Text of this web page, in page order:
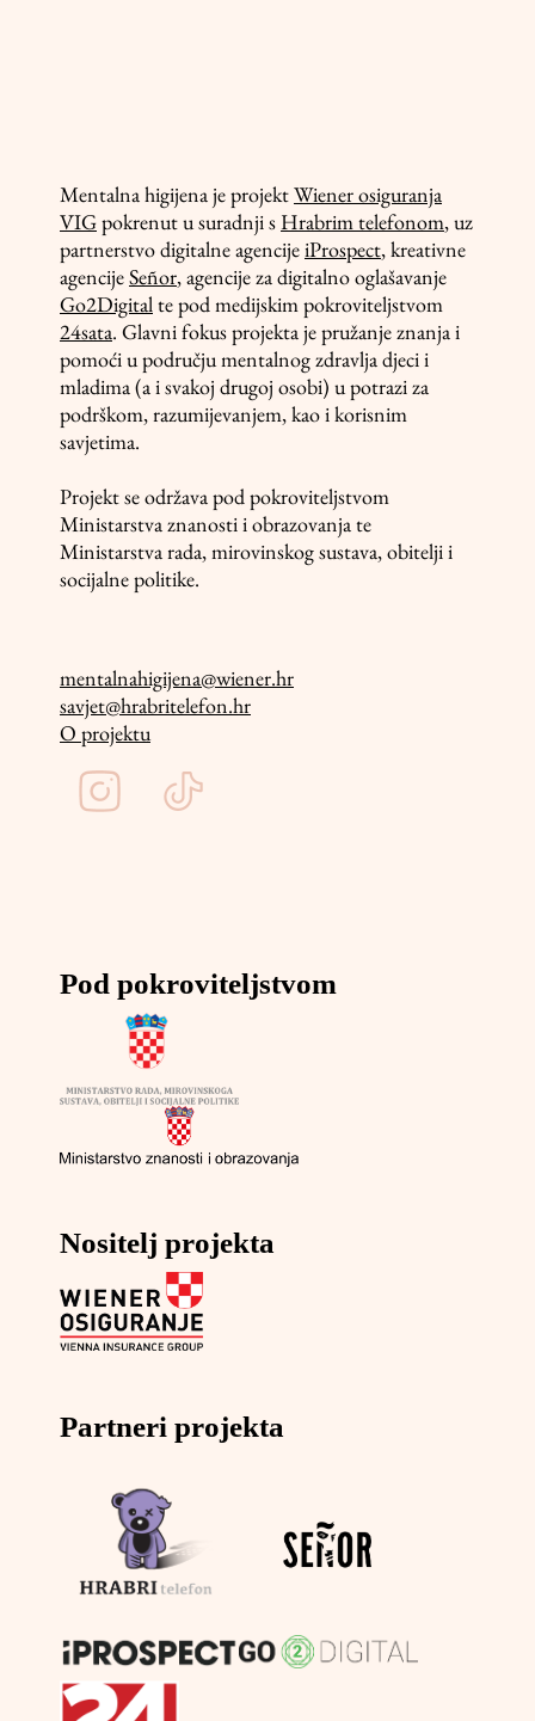
Mentalna higijena je projektWiener osiguranja
VIGpokrenut u suradnji s Hrabrim telefonom, uz
partnerstvo digitalne agencijeiProspect, kreativne
agencijeSeñor, agencije za digitalno oglašavanje
Go2Digitalte pod medijskim pokroviteljstvom
24sata. Glavni fokus projekta je pružanje znanja i
pomoći u području mentalnog zdravlja djeci i
mladima (a i svakoj drugoj osobi) u potrazi za
podrškom, razumijevanjem, kao i korisnim
savjetima.
Projekt se održava pod pokroviteljstvom
Ministarstva znanosti i obrazovanja te
Ministarstva rada, mirovinskog sustava, obitelji i
socijalne politike.
mentalnahigijena@wiener.hr
savjet@hrabritelefon.hr
O projektu
Pod pokroviteljstvom
Nositelj projekta
Partneri projekta